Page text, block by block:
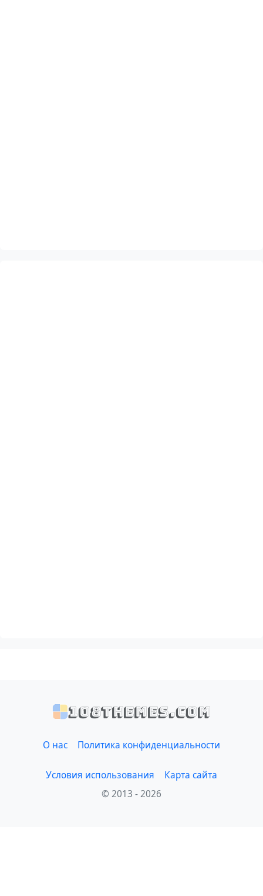
108themes.com
О нас Политика конфиденциальности
Условия использования
Карта сайта
© 2013 - 2026